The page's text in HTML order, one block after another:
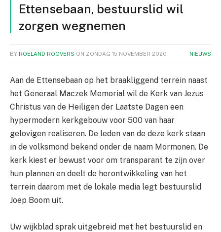
Ettensebaan, bestuurslid wil
zorgen wegnemen
BY ROELAND ROOVERS ON ZONDAG 15 NOVEMBER 2020 NIEUWS
Aan de Ettensebaan op het braakliggend terrein naast
het Generaal Maczek Memorial wil de Kerk van Jezus
Christus van de Heiligen der Laatste Dagen een
hypermodern kerkgebouw voor 500 van haar
gelovigen realiseren. De leden van de deze kerk staan
in de volksmond bekend onder de naam Mormonen. De
kerk kiest er bewust voor om transparant te zijn over
hun plannen en deelt de herontwikkeling van het
terrein daarom met de lokale media legt bestuurslid
Joep Boom uit.
Uw wijkblad sprak uitgebreid met het bestuurslid en